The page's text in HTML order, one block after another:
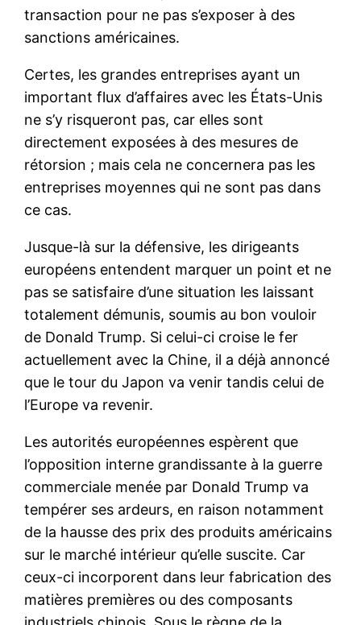
transaction pour ne pas s’exposer à des
sanctions américaines.
Certes, les grandes entreprises ayant un
important flux d’affaires avec les États-Unis
ne s’y risqueront pas, car elles sont
directement exposées à des mesures de
rétorsion ; mais cela ne concernera pas les
entreprises moyennes qui ne sont pas dans
ce cas.
Jusque-là sur la défensive, les dirigeants
européens entendent marquer un point et ne
pas se satisfaire d’une situation les laissant
totalement démunis, soumis au bon vouloir
de Donald Trump. Si celui-ci croise le fer
actuellement avec la Chine, il a déjà annoncé
que le tour du Japon va venir tandis celui de
l’Europe va revenir.
Les autorités européennes espèrent que
l’opposition interne grandissante à la guerre
commerciale menée par Donald Trump va
tempérer ses ardeurs, en raison notamment
de la hausse des prix des produits américains
sur le marché intérieur qu’elle suscite. Car
ceux-ci incorporent dans leur fabrication des
matières premières ou des composants